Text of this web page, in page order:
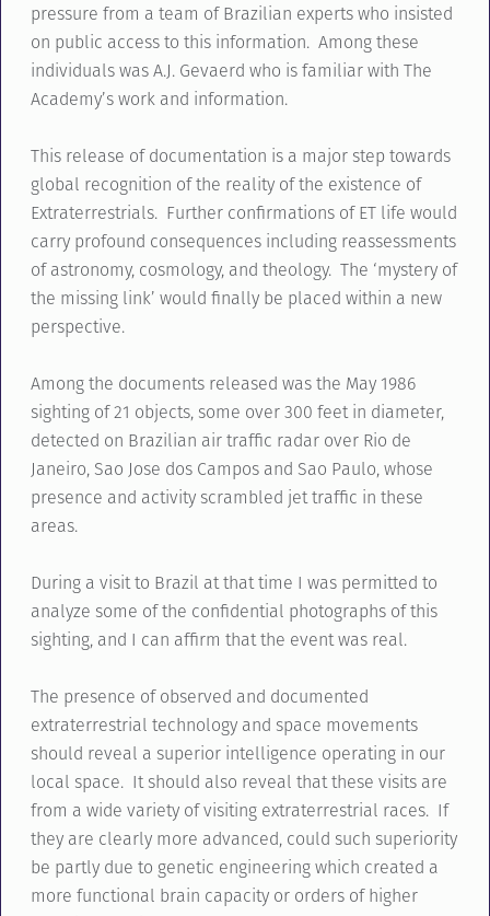
pressure from a team of Brazilian experts who insisted
on public access to this information. Among these
individuals was A.J. Gevaerd who is familiar with The
Academy’s work and information.
This release of documentation is a major step towards
global recognition of the reality of the existence of
Extraterrestrials. Further confirmations of ET life would
carry profound consequences including reassessments
of astronomy, cosmology, and theology. The ‘mystery of
the missing link’ would finally be placed within a new
perspective.
Among the documents released was the May 1986
sighting of 21 objects, some over 300 feet in diameter,
detected on Brazilian air traffic radar over Rio de
Janeiro, Sao Jose dos Campos and Sao Paulo, whose
presence and activity scrambled jet traffic in these
areas.
During a visit to Brazil at that time I was permitted to
analyze some of the confidential photographs of this
sighting, and I can affirm that the event was real.
The presence of observed and documented
extraterrestrial technology and space movements
should reveal a superior intelligence operating in our
local space. It should also reveal that these visits are
from a wide variety of visiting extraterrestrial races. If
they are clearly more advanced, could such superiority
be partly due to genetic engineering which created a
more functional brain capacity or orders of higher